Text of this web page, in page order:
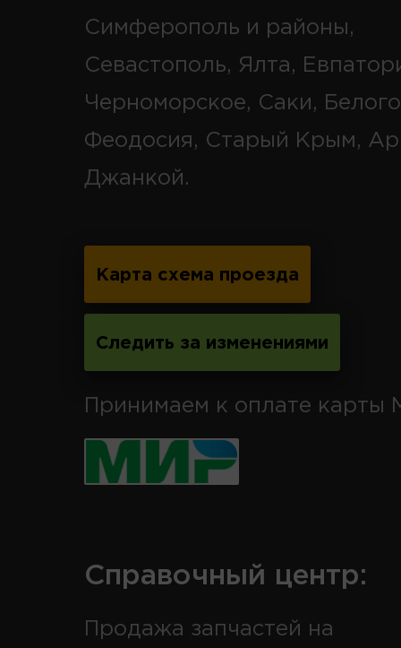
Симферополь и районы,
Севастополь, Ялта,
Черноморское, Саки,
Феодосия, Старый Крым,
Джанкой.
Карта схема проезда
Следить за изменениями
Принимаем к оплате карты
Справочный центр:
Продажа запчастей на